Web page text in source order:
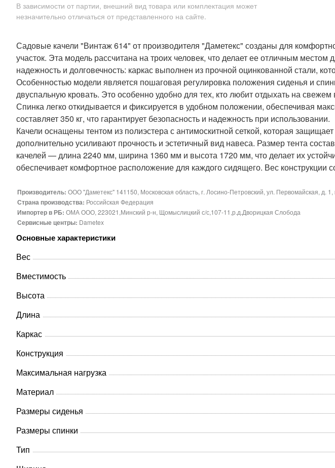
В зависимости от партии, внешний вид товара или комплектация может
незначительно отличаться от представленного на сайте.
Садовые качели "Винтаж 614" от производителя "Даметекс" созданы для
участок. Эта модель рассчитана на троих человек, что делает ее отличным
надежность и долговечность: каркас выполнен из прочной оцинкованной стали,
Особенностью модели является пошаговая регулировка положения сиденья и
двуспальную кровать. Это особенно удобно для тех, кто любит отдыхать на
Спинка легко откидывается и фиксируется в удобном положении, обеспечивая
составляет 350 кг, что гарантирует безопасность и надежность при использовании.
Качели оснащены тентом из полиэстера с антимоскитной сеткой, которая
дополнительно усиливают прочность и эстетичный вид навеса. Размер тента
качелей — длина 2240 мм, ширина 1360 мм и высота 1720 мм, что делает их
обеспечивает комфортное расположение для каждого сидящего. Вес конструкции
Производитель: ООО "Даметекс" 141150, Московская область, г. Лосино-Петровский, ул. Первомайская, д.
Страна производства: Российская Федерация
Импортер в РБ: ОМА ООО, 223021,Минский р-н, Щомыслицкий с/с,107-11,р.д.Дворицкая Слобода
Сервисные центры: Dametex
Основные характеристики
Вес
Вместимость
Высота
Длина
Каркас
Конструкция
Максимальная нагрузка
Материал
Размеры сиденья
Размеры спинки
Тип